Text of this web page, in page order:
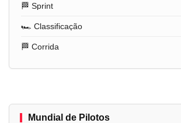
🏁 Sprint
🏎️ Classificação
🏁 Corrida
Mundial de Pilotos